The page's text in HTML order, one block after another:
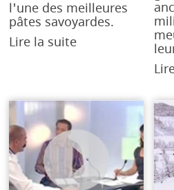
l'une des meilleures
pâtes savoyardes.
Lire la suite